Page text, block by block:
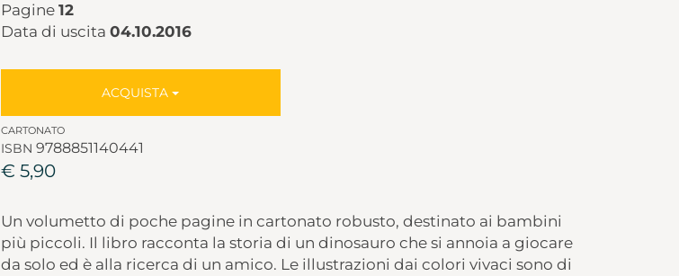
Pagine 12
Data di uscita 04.10.2016
ACQUISTA
CARTONATO
ISBN 9788851140441
€ 5,90
Un volumetto di poche pagine in cartonato robusto, destinato ai bambini
più piccoli. Il libro racconta la storia di un dinosauro che si annoia a giocare
da solo ed è alla ricerca di un amico. Le illustrazioni dai colori vivaci sono di